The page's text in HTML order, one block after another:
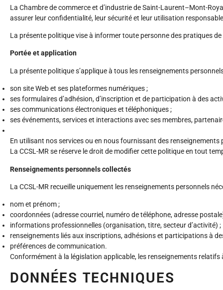
La Chambre de commerce et d’industrie de Saint-Laurent–Mont-
assurer leur confidentialité, leur sécurité et leur utilisation
La présente politique vise à informer toute personne des pratiques de
Portée et application
La présente politique s’applique à tous les renseignements
son site Web et ses plateformes numériques ;
ses formulaires d’adhésion, d’inscription et de participation à des
ses communications électroniques et téléphoniques ;
ses événements, services et interactions avec ses membres,
En utilisant nos services ou en nous fournissant des
La CCSL-MR se réserve le droit de modifier cette politique en tout
Renseignements personnels collectés
La CCSL-MR recueille uniquement les renseignements personnels
nom et prénom ;
coordonnées (adresse courriel, numéro de téléphone, adresse
informations professionnelles (organisation, titre, secteur d’activité) ;
renseignements liés aux inscriptions, adhésions et participations à
préférences de communication.
Conformément à la législation applicable, les renseignements
DONNÉES TECHNIQUES